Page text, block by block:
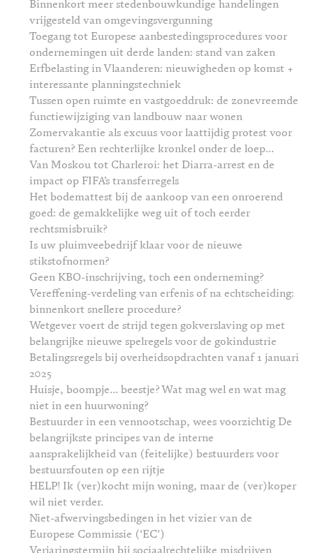
Binnenkort meer stedenbouwkundige handelingen
vrijgesteld van omgevingsvergunning
Toegang tot Europese aanbestedingsprocedures voor
ondernemingen uit derde landen: stand van zaken
Erfbelasting in Vlaanderen: nieuwigheden op komst +
interessante planningstechniek
Tussen open ruimte en vastgoeddruk: de zonevreemde
functiewijziging van landbouw naar wonen
Zomervakantie als excuus voor laattijdig protest voor
facturen? Een rechterlijke kronkel onder de loep…
Van Moskou tot Charleroi: het Diarra-arrest en de
impact op FIFA’s transferregels
Het bodemattest bij de aankoop van een onroerend
goed: de gemakkelijke weg uit of toch eerder
rechtsmisbruik?
Is uw pluimveebedrijf klaar voor de nieuwe
stikstofnormen?
Geen KBO-inschrijving, toch een onderneming?
Vereffening-verdeling van erfenis of na echtscheiding:
binnenkort snellere procedure?
Wetgever voert de strijd tegen gokverslaving op met
belangrijke nieuwe spelregels voor de gokindustrie
Betalingsregels bij overheidsopdrachten vanaf 1 januari
2025
Huisje, boompje… beestje? Wat mag wel en wat mag
niet in een huurwoning?
Bestuurder in een vennootschap, wees voorzichtig De
belangrijkste principes van de interne
aansprakelijkheid van (feitelijke) bestuurders voor
bestuursfouten op een rijtje
HELP! Ik (ver)kocht mijn woning, maar de (ver)koper
wil niet verder.
Niet-afwervingsbedingen in het vizier van de
Europese Commissie (‘EC’)